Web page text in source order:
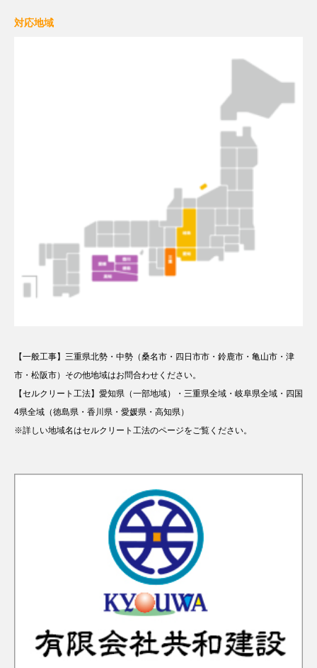
対応地域
【一般工事】三重県北勢・中勢（桑名市・四日市市・鈴鹿市・亀山市・津
市・松阪市）その他地域はお問合わせください。
【セルクリート工法】愛知県（一部地域）・三重県全域・岐阜県全域・四国
4県全域（徳島県・香川県・愛媛県・高知県）
※詳しい地域名はセルクリート工法のページをご覧ください。